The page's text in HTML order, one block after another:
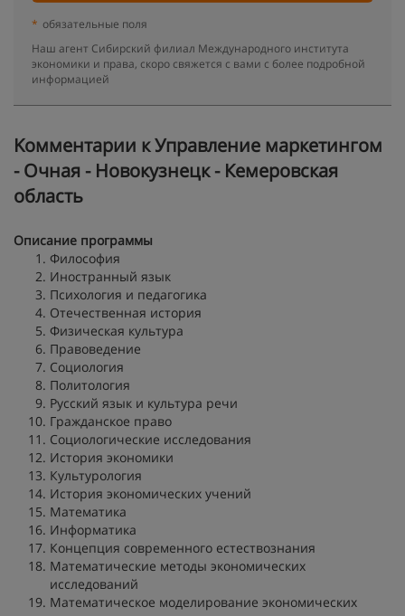
* обязательные поля
Наш агент Сибирский филиал Международного института
экономики и права, скоро свяжется с вами с более подробной
информацией
Kомментарии к Управление маркетингом
- Очная - Новокузнецк - Кемеровская
область
Описание программы
Философия
Иностранный язык
Психология и педагогика
Отечественная история
Физическая культура
Правоведение
Социология
Политология
Русский язык и культура речи
Гражданское право
Социологические исследования
История экономики
Культурология
История экономических учений
Математика
Информатика
Концепция современного естествознания
Математические методы экономических
исследований
Математическое моделирование экономических